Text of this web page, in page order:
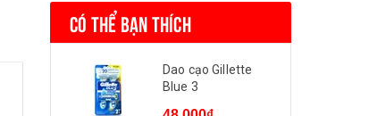
CÓ THỂ BẠN THÍCH
Dao cạo Gillette
Blue 3